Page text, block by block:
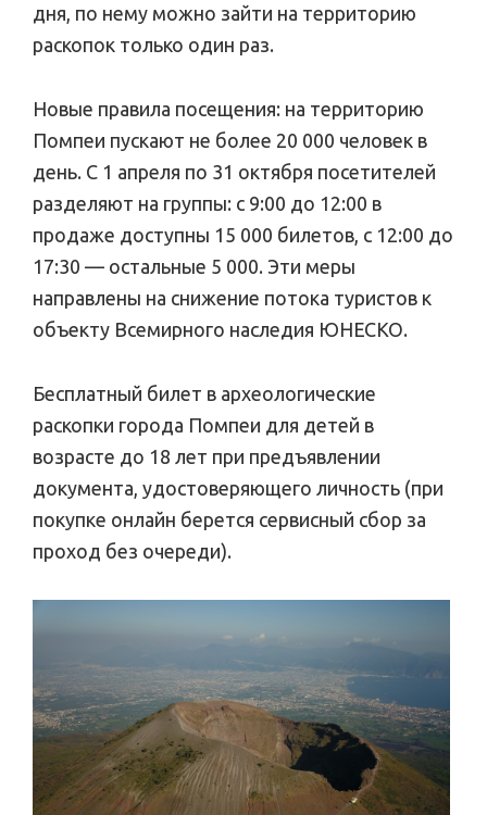
дня, по нему можно зайти на территорию
раскопок только один раз.
Новые правила посещения: на территорию
Помпеи пускают не более 20 000 человек в
день. С 1 апреля по 31 октября посетителей
разделяют на группы: с 9:00 до 12:00 в
продаже доступны 15 000 билетов, с 12:00 до
17:30 — остальные 5 000. Эти меры
направлены на снижение потока туристов к
объекту Всемирного наследия ЮНЕСКО.
Бесплатный билет в археологические
раскопки города Помпеи для детей в
возрасте до 18 лет при предъявлении
документа, удостоверяющего личность (при
покупке онлайн берется сервисный сбор за
проход без очереди).